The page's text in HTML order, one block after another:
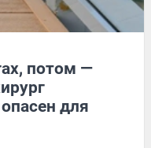
потом —
для